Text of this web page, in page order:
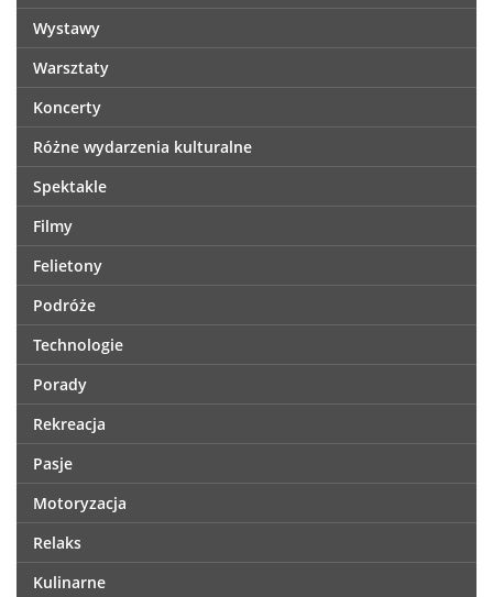
Wystawy
Warsztaty
Koncerty
Różne wydarzenia kulturalne
Spektakle
Filmy
Felietony
Podróże
Technologie
Porady
Rekreacja
Pasje
Motoryzacja
Relaks
Kulinarne